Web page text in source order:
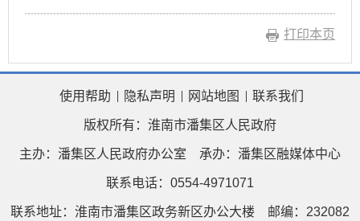
打印本页
使用帮助 隐私声明 网站地图 联系我们
版权所有：淮南市潘集区人民政府
主办：潘集区人民政府办公室 承办：潘集区融媒体中心
联系电话：0554-4971071
联系地址：淮南市潘集区政务新区办公大楼 邮编：232082